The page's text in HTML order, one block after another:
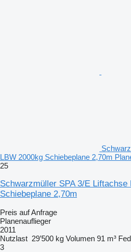
LBW 2000kg Schiebeplane 2,70m
25
Schwarzmüller SPA 3/E Liftachse
Schiebeplane 2,70m
Preis auf Anfrage
Planenauflieger
2011
Nutzlast 29’500 kg Volumen 91 m³
3